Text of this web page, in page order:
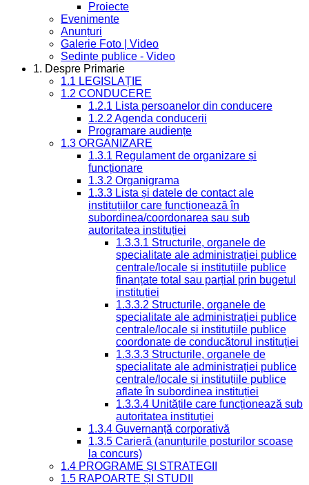
Proiecte
Evenimente
Anunțuri
Galerie Foto | Video
Sedinte publice - Video
1. Despre Primarie
1.1 LEGISLAȚIE
1.2 CONDUCERE
1.2.1 Lista persoanelor din conducere
1.2.2 Agenda conducerii
Programare audiențe
1.3 ORGANIZARE
1.3.1 Regulament de organizare și
funcționare
1.3.2 Organigrama
1.3.3 Lista și datele de contact ale
instituțiilor care funcționează în
subordinea/coordonarea sau sub
autoritatea instituției
1.3.3.1 Structurile, organele de
specialitate ale administrației publice
centrale/locale și instituțiile publice
finanțate total sau parțial prin bugetul
instituției
1.3.3.2 Structurile, organele de
specialitate ale administrației publice
centrale/locale și instituțiile publice
coordonate de conducătorul instituției
1.3.3.3 Structurile, organele de
specialitate ale administrației publice
centrale/locale și instituțiile publice
aflate în subordinea instituției
1.3.3.4 Unitățile care funcționează sub
autoritatea instituției
1.3.4 Guvernanță corporativă
1.3.5 Carieră (anunțurile posturilor scoase
la concurs)
1.4 PROGRAME ȘI STRATEGII
1.5 RAPOARTE ȘI STUDII